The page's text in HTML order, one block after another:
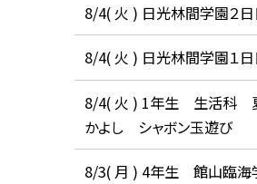
8/4( 火 ) 日光林間学園２日
8/4( 火 ) 日光林間学園１日
8/4( 火 ) 1年生 生活科
かよし シャボン玉遊び
8/3( 月 ) 4年生 館山臨